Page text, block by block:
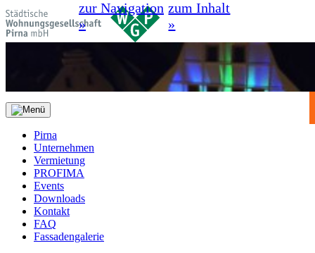
zur Navigation
»
zum Inhalt
»
Pirna
Unternehmen
Vermietung
PROFIMA
Events
Downloads
Kontakt
FAQ
Fassadengalerie